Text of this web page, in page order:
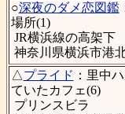
○深夜のダメ恋図鑑
場所(1)
JR横浜線の高架下
神奈川県横浜市港
△プライド ：里中
ていたカフェ(6)
プリンスビラ